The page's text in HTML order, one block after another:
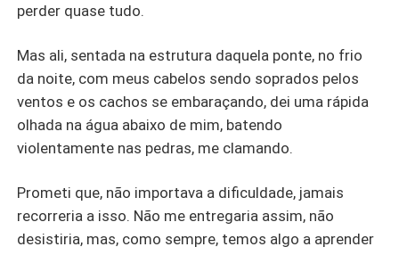
perder quase tudo.
Mas ali, sentada na estrutura daquela ponte, no frio
da noite, com meus cabelos sendo soprados pelos
ventos e os cachos se embaraçando, dei uma rápida
olhada na água abaixo de mim, batendo
violentamente nas pedras, me clamando.
Prometi que, não importava a dificuldade, jamais
recorreria a isso. Não me entregaria assim, não
desistiria, mas, como sempre, temos algo a aprender